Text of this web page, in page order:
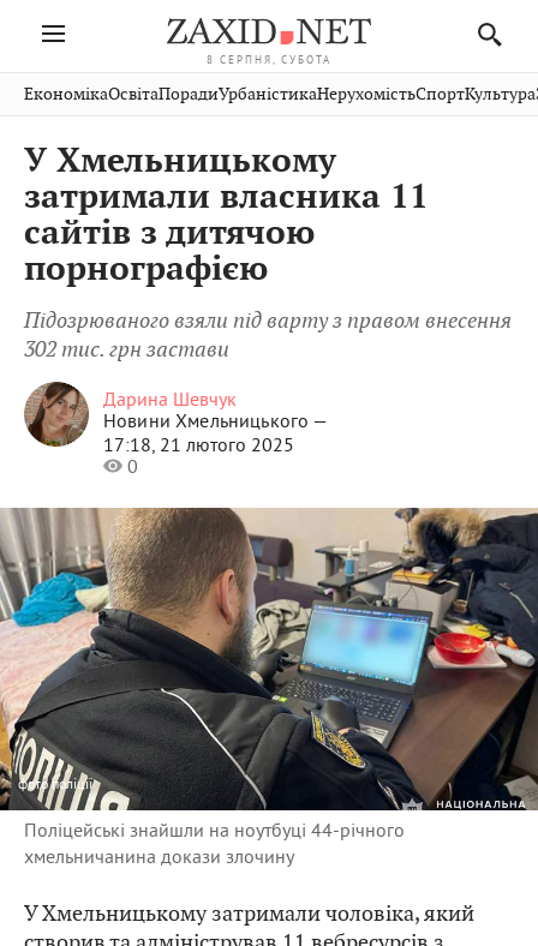
8 СЕРПНЯ, СУБОТА
Івано-
Франківськ
Волинь
Закарпаття
Рівне
Шептицький
Стрий
Хмельницький
Публікації
Авто СловкоКультура
Кіно
ФотоОсвітаНерухомість
Домашні
ЕкономікаОсвітаПорадиУрбаністикаНерухомістьСпортКультура
У Хмельницькому
затримали власника 11
сайтів з дитячою
порнографією
Підозрюваного взяли під варту з правом внесення
302 тис. грн застави
Дарина Шевчук
Новини Хмельницького —
17:18, 21 лютого 2025
0
фотополіції
Поліцейські знайшли на ноутбуці 44-річного
хмельничанина докази злочину
У Хмельницькому затримали чоловіка, який